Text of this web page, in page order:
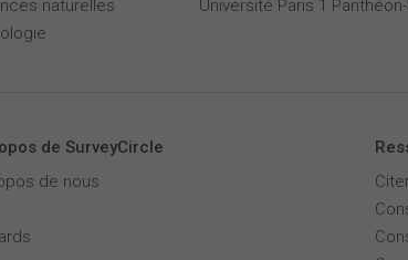
naturelles
Université Paris 1
de SurveyCircle
de nous